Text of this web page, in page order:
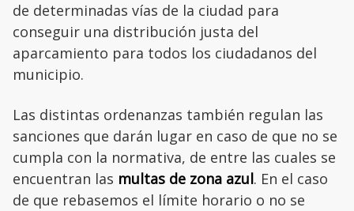
de determinadas vías de la ciudad para
conseguir una distribución justa del
aparcamiento para todos los ciudadanos del
municipio.
Las distintas ordenanzas también regulan las
sanciones que darán lugar en caso de que no se
cumpla con la normativa, de entre las cuales se
encuentran las multas de zona azul. En el caso
de que rebasemos el límite horario o no se